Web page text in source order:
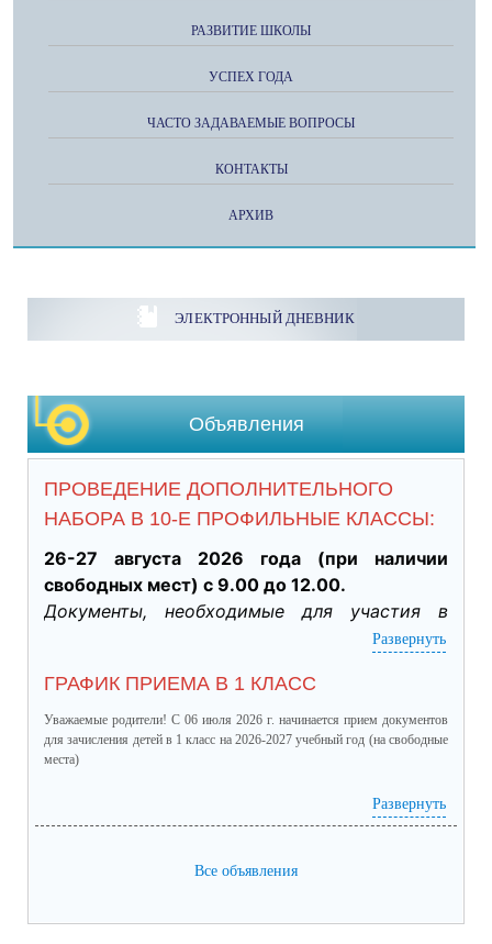
РАЗВИТИЕ ШКОЛЫ
УСПЕХ ГОДА
ЧАСТО ЗАДАВАЕМЫЕ ВОПРОСЫ
КОНТАКТЫ
АРХИВ
ЭЛЕКТРОННЫЙ ДНЕВНИК
Объявления
ПРОВЕДЕНИЕ ДОПОЛНИТЕЛЬНОГО
НАБОРА В 10-Е ПРОФИЛЬНЫЕ КЛАССЫ:
26-27 августа 2026 года (при наличии
свободных мест) с 9.00 до 12.00.
Документы, необходимые для участия в
участии в индивидуальном отборе при
приеме обучающегося для получения
среднего общего образования для
профильного обучения. (подлинник)
·           Табель успеваемости обучающегося
за 9 класс, заверенный руководителем ОО
итоговые) (подлинник)
государственного экзамена (подлинник)
Развернуть
ГРАФИК ПРИЕМА В 1 КЛАСС
Уважаемые родители! С 06 июля 2026 г. начинается прием документов
для зачисления детей в 1 класс на 2026-2027 учебный год (на свободные
места)
(посмотреть)Развернуть
Все объявления